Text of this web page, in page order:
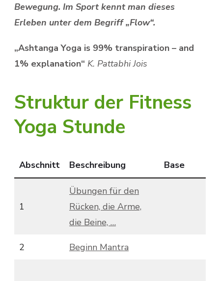
Bewegung. Im Sport kennt man dieses
Erleben unter dem Begriff „Flow“.
„Ashtanga Yoga is 99% transpiration – and
1% explanation“ K. Pattabhi Jois
Struktur der Fitness
Yoga Stunde
Abschnitt Beschreibung Base
1
Übungen für den
Rücken, die Arme,
die Beine, …
2 Beginn Mantra